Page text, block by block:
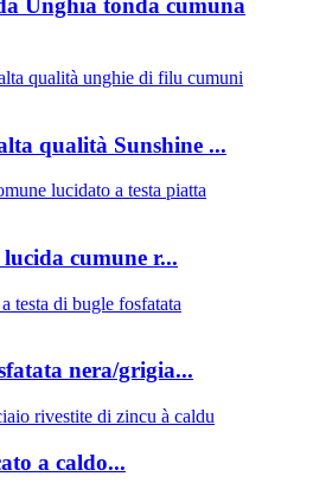
Unghia tonda cumuna
qualità Sunshine ...
cumune r...
nera/grigia...
a caldo...